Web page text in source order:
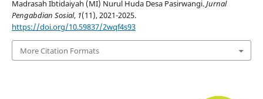
Madrasah Ibtidaiyah (MI) Nurul Huda Desa Pasirwangi.Jurnal
Pengabdian Sosial, 1(11), 2021-2025.
https://doi.org/10.59837/2wqf4s93
More Citation Formats